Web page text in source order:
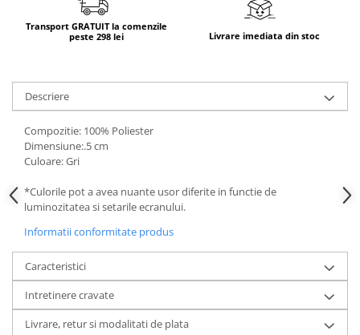
Transport GRATUIT la comenzile
peste 298 lei
Livrare imediata din stoc
Descriere
Compozitie: 100% Poliester
Dimensiune:.5 cm
Culoare: Gri
*Culorile pot a avea nuante usor diferite in functie de
luminozitatea si setarile ecranului.
Informatii conformitate produs
Caracteristici
Intretinere cravate
Livrare, retur si modalitati de plata